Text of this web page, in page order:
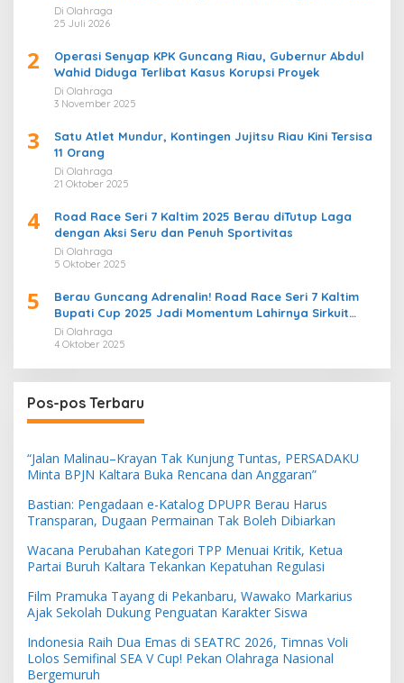
Bergemuruh
Di Olahraga
25 Juli 2026
2
Operasi Senyap KPK Guncang Riau, Gubernur Abdul
Wahid Diduga Terlibat Kasus Korupsi Proyek
Di Olahraga
3 November 2025
3
Satu Atlet Mundur, Kontingen Jujitsu Riau Kini Tersisa
11 Orang
Di Olahraga
21 Oktober 2025
4
Road Race Seri 7 Kaltim 2025 Berau diTutup Laga
dengan Aksi Seru dan Penuh Sportivitas
Di Olahraga
5 Oktober 2025
5
Berau Guncang Adrenalin! Road Race Seri 7 Kaltim
Bupati Cup 2025 Jadi Momentum Lahirnya Sirkuit
Permanen 2026
Di Olahraga
4 Oktober 2025
Pos-pos Terbaru
“Jalan Malinau–Krayan Tak Kunjung Tuntas, PERSADAKU
Minta BPJN Kaltara Buka Rencana dan Anggaran”
Bastian: Pengadaan e-Katalog DPUPR Berau Harus
Transparan, Dugaan Permainan Tak Boleh Dibiarkan
Wacana Perubahan Kategori TPP Menuai Kritik, Ketua
Partai Buruh Kaltara Tekankan Kepatuhan Regulasi
Film Pramuka Tayang di Pekanbaru, Wawako Markarius
Ajak Sekolah Dukung Penguatan Karakter Siswa
Indonesia Raih Dua Emas di SEATRC 2026, Timnas Voli
Lolos Semifinal SEA V Cup! Pekan Olahraga Nasional
Bergemuruh